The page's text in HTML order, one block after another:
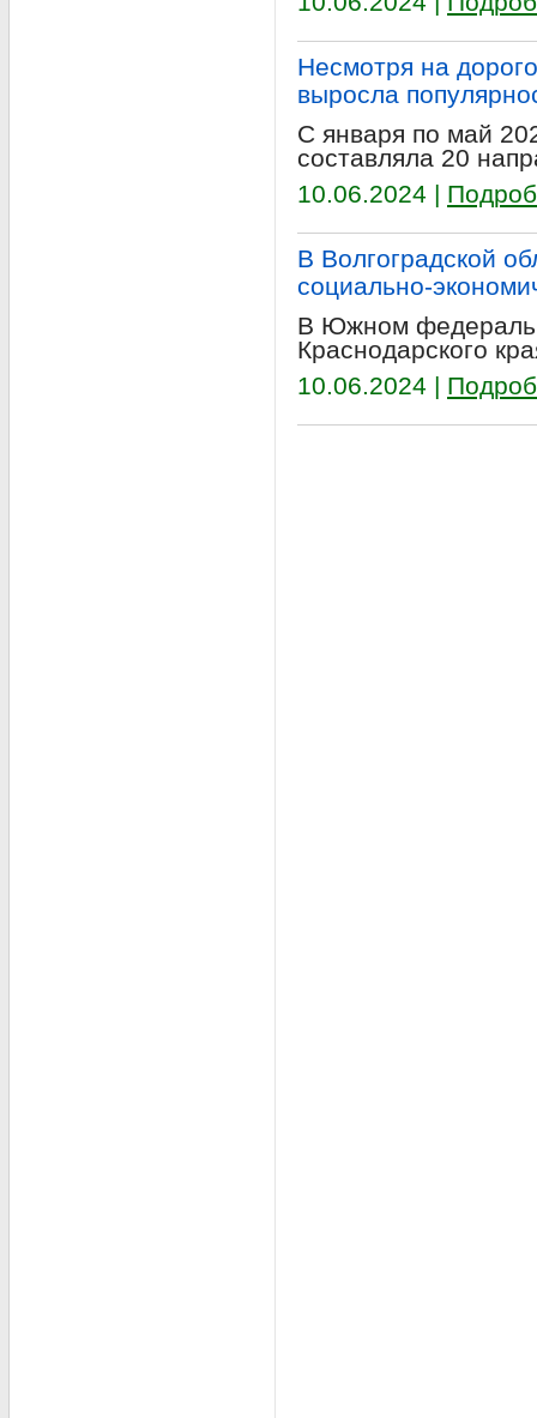
Несмотря на
выросла
С января по май
составляла 20
10.06.2024 |
В Волгоградской
социально-
В Южном
Краснодарского
10.06.2024 |